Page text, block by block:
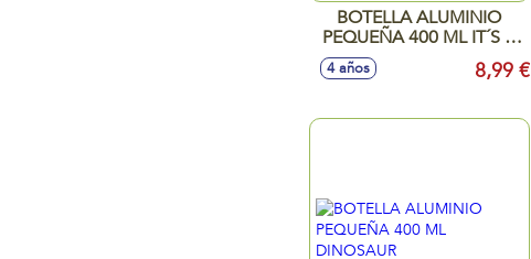
BOTELLA ALUMINIO
PEQUEÑA 400 ML IT´S A
MICKEY THING
4 años 8,99 €